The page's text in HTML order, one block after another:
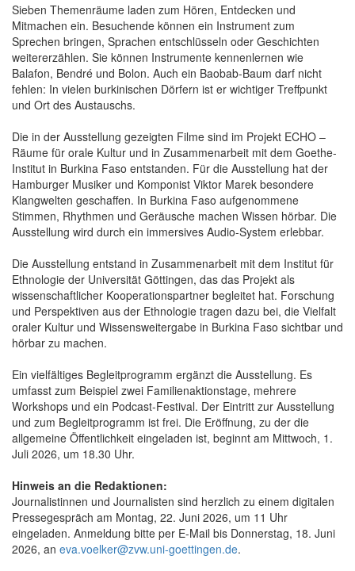
Sieben Themenräume laden zum Hören, Entdecken und
Mitmachen ein. Besuchende können ein Instrument zum
Sprechen bringen, Sprachen entschlüsseln oder Geschichten
weitererzählen. Sie können Instrumente kennenlernen wie
Balafon, Bendré und Bolon. Auch ein Baobab-Baum darf nicht
fehlen: In vielen burkinischen Dörfern ist er wichtiger Treffpunkt
und Ort des Austauschs.
Die in der Ausstellung gezeigten Filme sind im Projekt ECHO –
Räume für orale Kultur und in Zusammenarbeit mit dem Goethe-
Institut in Burkina Faso entstanden. Für die Ausstellung hat der
Hamburger Musiker und Komponist Viktor Marek besondere
Klangwelten geschaffen. In Burkina Faso aufgenommene
Stimmen, Rhythmen und Geräusche machen Wissen hörbar. Die
Ausstellung wird durch ein immersives Audio-System erlebbar.
Die Ausstellung entstand in Zusammenarbeit mit dem Institut für
Ethnologie der Universität Göttingen, das das Projekt als
wissenschaftlicher Kooperationspartner begleitet hat. Forschung
und Perspektiven aus der Ethnologie tragen dazu bei, die Vielfalt
oraler Kultur und Wissensweitergabe in Burkina Faso sichtbar und
hörbar zu machen.
Ein vielfältiges Begleitprogramm ergänzt die Ausstellung. Es
umfasst zum Beispiel zwei Familienaktionstage, mehrere
Workshops und ein Podcast-Festival. Der Eintritt zur Ausstellung
und zum Begleitprogramm ist frei. Die Eröffnung, zu der die
allgemeine Öffentlichkeit eingeladen ist, beginnt am Mittwoch, 1.
Juli 2026, um 18.30 Uhr.
Hinweis an die Redaktionen:
Journalistinnen und Journalisten sind herzlich zu einem digitalen
Pressegespräch am Montag, 22. Juni 2026, um 11 Uhr
eingeladen. Anmeldung bitte per E-Mail bis Donnerstag, 18. Juni
2026, an eva.voelker@zvw.uni-goettingen.de.